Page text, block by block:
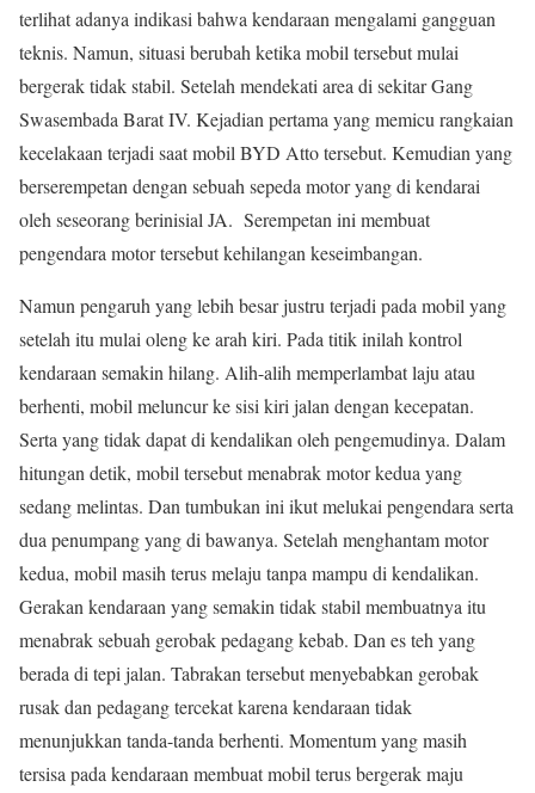
terlihat adanya indikasi bahwa kendaraan mengalami gangguan
teknis. Namun, situasi berubah ketika mobil tersebut mulai
bergerak tidak stabil. Setelah mendekati area di sekitar Gang
Swasembada Barat IV. Kejadian pertama yang memicu rangkaian
kecelakaan terjadi saat mobil BYD Atto tersebut. Kemudian yang
berserempetan dengan sebuah sepeda motor yang di kendarai
oleh seseorang berinisial JA. Serempetan ini membuat
pengendara motor tersebut kehilangan keseimbangan.
Namun pengaruh yang lebih besar justru terjadi pada mobil yang
setelah itu mulai oleng ke arah kiri. Pada titik inilah kontrol
kendaraan semakin hilang. Alih-alih memperlambat laju atau
berhenti, mobil meluncur ke sisi kiri jalan dengan kecepatan.
Serta yang tidak dapat di kendalikan oleh pengemudinya. Dalam
hitungan detik, mobil tersebut menabrak motor kedua yang
sedang melintas. Dan tumbukan ini ikut melukai pengendara serta
dua penumpang yang di bawanya. Setelah menghantam motor
kedua, mobil masih terus melaju tanpa mampu di kendalikan.
Gerakan kendaraan yang semakin tidak stabil membuatnya itu
menabrak sebuah gerobak pedagang kebab. Dan es teh yang
berada di tepi jalan. Tabrakan tersebut menyebabkan gerobak
rusak dan pedagang tercekat karena kendaraan tidak
menunjukkan tanda-tanda berhenti. Momentum yang masih
tersisa pada kendaraan membuat mobil terus bergerak maju